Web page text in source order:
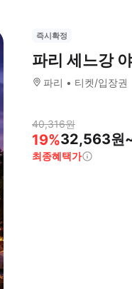
즉시확정
파리 세느강
파리 티켓/입장권
40,316원
19%32,563원
최종혜택가